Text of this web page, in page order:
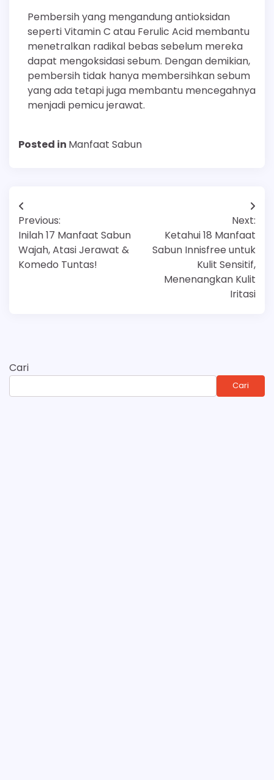
Pembersih yang mengandung antioksidan
seperti Vitamin C atau Ferulic Acid membantu
menetralkan radikal bebas sebelum mereka
dapat mengoksidasi sebum. Dengan demikian,
pembersih tidak hanya membersihkan sebum
yang ada tetapi juga membantu mencegahnya
menjadi pemicu jerawat.
Posted in Manfaat Sabun
Navigasi
pos
Previous:
Inilah 17 Manfaat Sabun
Wajah, Atasi Jerawat &
Komedo Tuntas!
Next:
Ketahui 18 Manfaat
Sabun Innisfree untuk
Kulit Sensitif,
Menenangkan Kulit
Iritasi
Cari
Cari